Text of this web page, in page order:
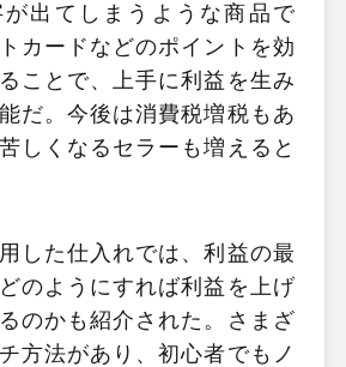
出てしまうような商品で
カードなどのポイントを効
ことで、上手に利益を生み
だ。今後は消費税増税もあ
しくなるセラーも増えると
した仕入れでは、利益の最
のようにすれば利益を上げ
のかも紹介された。さまざ
方法があり、初心者でもノ